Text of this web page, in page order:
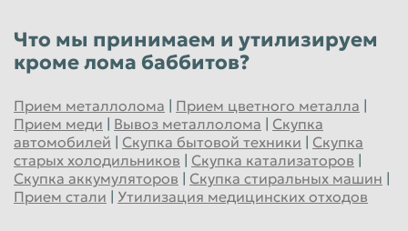
Что мы принимаем и утилизируем
кроме лома баббитов?
Прием металлолома | Прием цветного металла |
Прием меди | Вывоз металлолома | Скупка
автомобилей | Скупка бытовой техники | Скупка
старых холодильников | Скупка катализаторов |
Скупка аккумуляторов | Скупка стиральных машин |
Прием стали | Утилизация медицинских отходов